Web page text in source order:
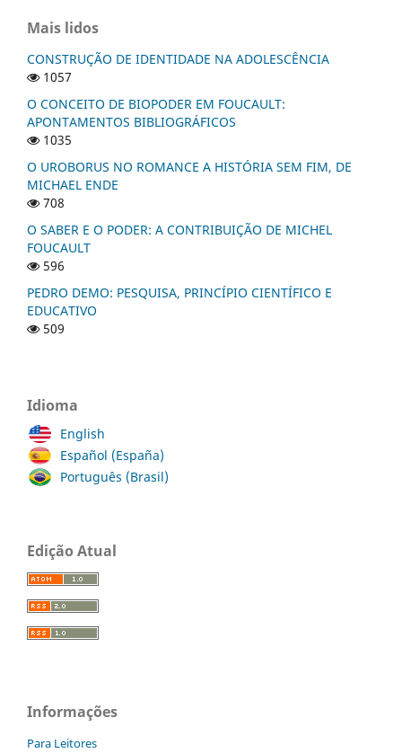
Mais lidos
CONSTRUÇÃO DE IDENTIDADE NA ADOLESCÊNCIA
1057
O CONCEITO DE BIOPODER EM FOUCAULT:
APONTAMENTOS BIBLIOGRÁFICOS
1035
O UROBORUS NO ROMANCE A HISTÓRIA SEM FIM, DE
MICHAEL ENDE
708
O SABER E O PODER: A CONTRIBUIÇÃO DE MICHEL
FOUCAULT
596
PEDRO DEMO: PESQUISA, PRINCÍPIO CIENTÍFICO E
EDUCATIVO
509
Idioma
English
Español (España)
Português (Brasil)
Edição Atual
Informações
Para Leitores